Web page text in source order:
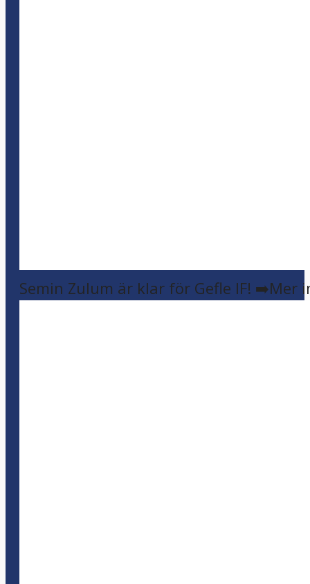
Semin Zulum är klar för Gefle IF! ➡️Mer